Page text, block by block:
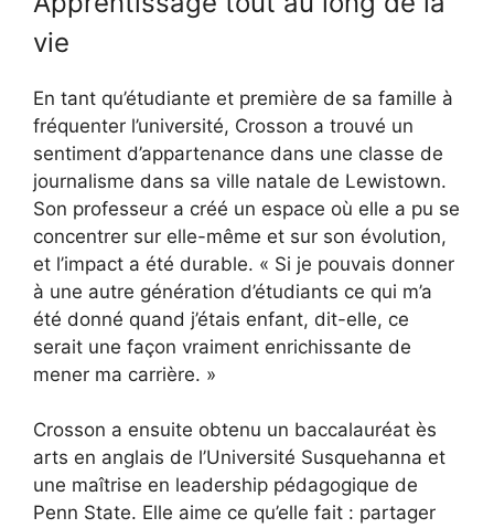
vie
En tant qu’étudiante et première de sa famille à
fréquenter l’université, Crosson a trouvé un
sentiment d’appartenance dans une classe de
journalisme dans sa ville natale de Lewistown.
Son professeur a créé un espace où elle a pu se
concentrer sur elle-même et sur son évolution,
et l’impact a été durable. « Si je pouvais donner
à une autre génération d’étudiants ce qui m’a
été donné quand j’étais enfant, dit-elle, ce
serait une façon vraiment enrichissante de
mener ma carrière. »
Crosson a ensuite obtenu un baccalauréat ès
arts en anglais de l’Université Susquehanna et
une maîtrise en leadership pédagogique de
Penn State. Elle aime ce qu’elle fait : partager